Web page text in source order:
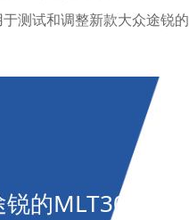
测试和调整新款大众途锐的
的MLT3000